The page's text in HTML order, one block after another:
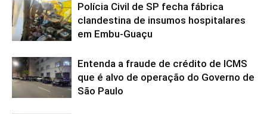
Polícia Civil de SP fecha fábrica
clandestina de insumos hospitalares
em Embu-Guaçu
Entenda a fraude de crédito de ICMS
que é alvo de operação do Governo de
São Paulo